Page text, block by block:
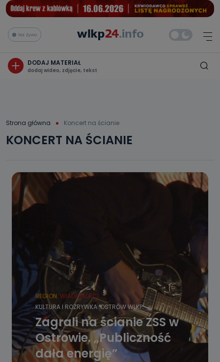
Na żywo
DODAJ MATERIAŁ
dodaj wideo, zdjęcie, tekst
Strona główna Koncert na ścianie
KONCERT NA ŚCIANIE
REGION WIADOMOŚCI
KULTURA I ROZRYWKA OSTRÓW WLKP.
Zagrali na ścianie ZSS w
Ostrowie. „Publiczność
dała energię”